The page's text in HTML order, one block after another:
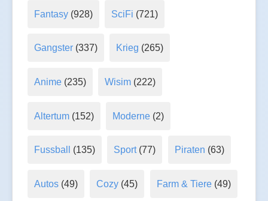
Fantasy(928) SciFi (721)
Gangster(337) Krieg (265)
Anime(235) Wisim (222)
Altertum(152) Moderne (2)
Fussball (135) Sport(77) Piraten (63)
Autos(49) Cozy (45) Farm & Tiere(49)